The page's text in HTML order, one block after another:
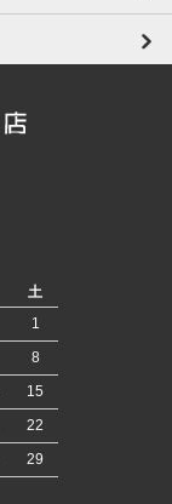
土
1
8
15
22
29